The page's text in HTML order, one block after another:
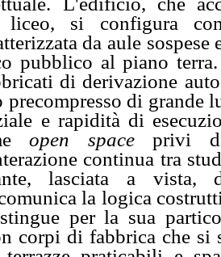
si configura
da aule sospese
pubblico al piano
di derivazione
precompresso di grande
e rapidità di
open spaceprivi di
continua tra
lasciata a vista,
la logica
per la sua
corpi di fabbrica che si